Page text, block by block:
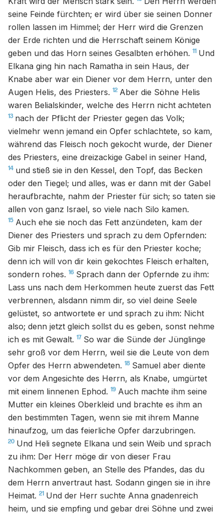
seine Feinde fürchten; er wird über sie seinen Donner
rollen lassen im Himmel; der Herr wird die Grenzen
der Erde richten und die Herrschaft seinem Könige
geben und das Horn seines Gesalbten erhöhen. 11 Und
Elkana ging hin nach Ramatha in sein Haus, der
Knabe aber war ein Diener vor dem Herrn, unter den
Augen Helis, des Priesters. 12 Aber die Söhne Helis
waren Belialskinder, welche des Herrn nicht achteten
13 nach der Pflicht der Priester gegen das Volk;
vielmehr wenn jemand ein Opfer schlachtete, so kam,
während das Fleisch noch gekocht wurde, der Diener
des Priesters, eine dreizackige Gabel in seiner Hand,
14 und stieß sie in den Kessel, den Topf, das Becken
oder den Tiegel; und alles, was er dann mit der Gabel
heraufbrachte, nahm der Priester für sich; so taten sie
allen von ganz Israel, so viele nach Silo kamen.
15 Auch ehe sie noch das Fett anzündeten, kam der
Diener des Priesters und sprach zu dem Opfernden:
Gib mir Fleisch, dass ich es für den Priester koche;
denn ich will von dir kein gekochtes Fleisch erhalten,
sondern rohes. 16 Sprach dann der Opfernde zu ihm:
Lass uns nach dem Herkommen heute zuerst das Fett
verbrennen, alsdann nimm dir, so viel deine Seele
gelüstet, so antwortete er und sprach zu ihm: Nicht
also; denn jetzt gleich sollst du es geben, sonst nehme
ich es mit Gewalt. 17 So war die Sünde der Jünglinge
sehr groß vor dem Herrn, weil sie die Leute von dem
Opfer des Herrn abwendeten. 18 Samuel aber diente
vor dem Angesichte des Herrn, als Knabe, umgürtet
mit einem linnenen Ephod. 19 Auch machte ihm seine
Mutter ein kleines Oberkleid und brachte es ihm an
den bestimmten Tagen, wenn sie mit ihrem Manne
hinaufzog, um das feierliche Opfer darzubringen.
20 Und Heli segnete Elkana und sein Weib und sprach
zu ihm: Der Herr möge dir von dieser Frau
Nachkommen geben, an Stelle des Pfandes, das du
dem Herrn anvertraut hast. Sodann gingen sie in ihre
Heimat. 21 Und der Herr suchte Anna gnadenreich
heim, und sie empfing und gebar drei Söhne und zwei